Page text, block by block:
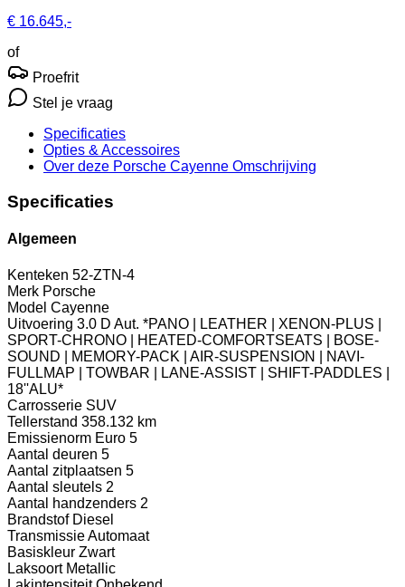
€ 16.645,-
of
Proefrit
Stel je vraag
Specificaties
Opties & Accessoires
Over deze Porsche Cayenne Omschrijving
Specificaties
Algemeen
Kenteken 52-ZTN-4
Merk Porsche
Model Cayenne
Uitvoering 3.0 D Aut. *PANO | LEATHER | XENON-PLUS |
SPORT-CHRONO | HEATED-COMFORTSEATS | BOSE-
SOUND | MEMORY-PACK | AIR-SUSPENSION | NAVI-
FULLMAP | TOWBAR | LANE-ASSIST | SHIFT-PADDLES |
18''ALU*
Carrosserie SUV
Tellerstand 358.132 km
Emissienorm Euro 5
Aantal deuren 5
Aantal zitplaatsen 5
Aantal sleutels 2
Aantal handzenders 2
Brandstof Diesel
TransmissieAutomaat
Basiskleur Zwart
Laksoort Metallic